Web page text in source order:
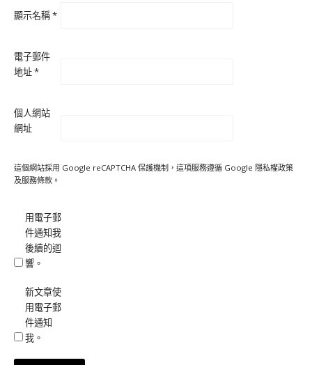
顯示名稱*
電子郵件
地址*
個人網站
網址
這個網站採用 Google reCAPTCHA 保護機制，這項服務遵循 Google 隱私權政策
及服務條款 。
用電子郵
件通知我
後續的迴
響。
新文章使
用電子郵
件通知
我。